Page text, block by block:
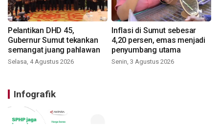
Pelantikan DHD 45,
Gubernur Sumut tekankan
semangat juang pahlawan
Selasa, 4 Agustus 2026
Inflasi di Sumut sebesar
4,20 persen, emas menjadi
penyumbang utama
Senin, 3 Agustus 2026
Infografik